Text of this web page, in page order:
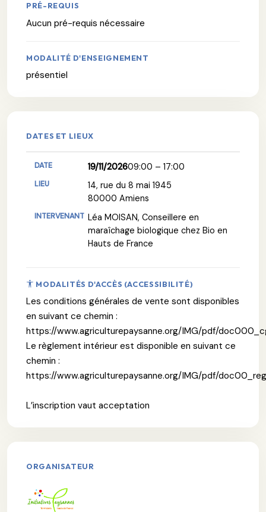
PRÉ-REQUIS
Aucun pré-requis nécessaire
MODALITÉ D'ENSEIGNEMENT
présentiel
DATES ET LIEUX
19/11/202609:00 – 17:00
14, rue du 8 mai 1945
80000 Amiens
Léa MOISAN, Conseillere en
maraîchage biologique chez Bio en
Hauts de France
MODALITÉS D'ACCÈS (ACCESSIBILITÉ)
Les conditions générales de vente sont disponibles
en suivant ce chemin :
https://www.agriculturepaysanne.org/IMG/pdf/
Le règlement intérieur est disponible en suivant ce
chemin :
https://www.agriculturepaysanne.org/IMG/pdf/
L’inscription vaut acceptation
ORGANISATEUR